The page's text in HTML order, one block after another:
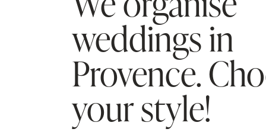
weddings in
Provence.
your style!